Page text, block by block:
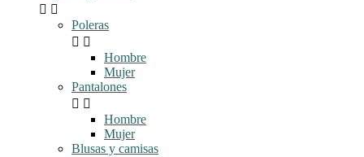
 
Poleras
 
Hombre
Mujer
Pantalones
 
Hombre
Mujer
Blusas y camisas